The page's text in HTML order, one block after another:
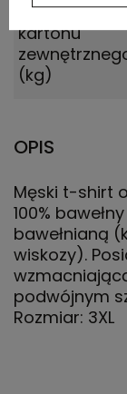
Waga
kartonu
(kg)
OPIS
Męski t-shirt
100%
bawełnianą
wiskozy).
podwójnym
Rozmiar: 3XL